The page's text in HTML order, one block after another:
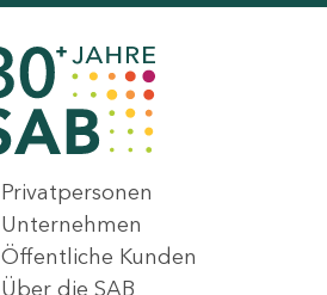
Privatpersonen
Unternehmen
Öffentliche Kunden
Über die SAB